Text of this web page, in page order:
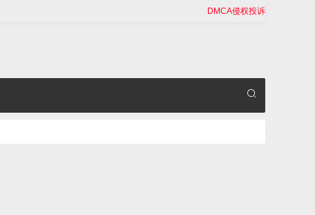
DMCA侵权投诉